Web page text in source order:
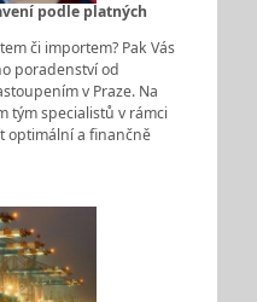
podle platných
či importem? Pak Vás
poradenství od
v Praze. Na
tým specialistů v rámci
optimální a finančně